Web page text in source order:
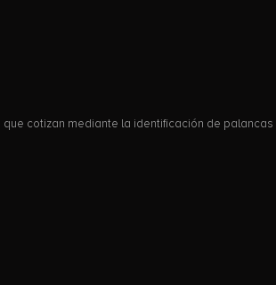
cotizan mediante la identificación de